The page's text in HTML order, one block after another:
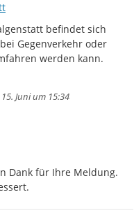
befindet sich
Gegenverkehr oder
werden kann.
Juni um 15:34
Dank für Ihre Meldung.